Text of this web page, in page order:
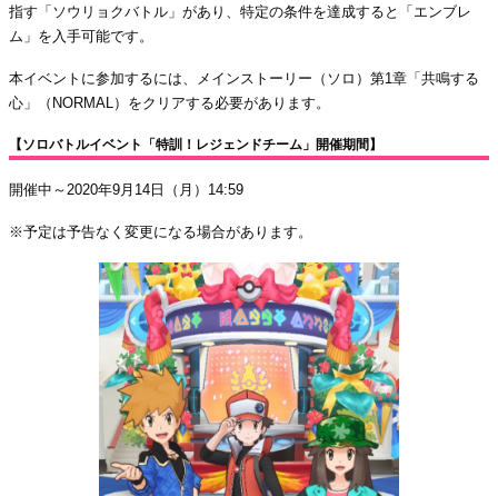
指す「ソウリョクバトル」があり、特定の条件を達成すると「エンブレ
ム」を入手可能です。
本イベントに参加するには、メインストーリー（ソロ）第1章「共鳴する
心」（NORMAL）をクリアする必要があります。
【ソロバトルイベント「特訓！レジェンドチーム」開催期間】
開催中～2020年9月14日（月）14:59
※予定は予告なく変更になる場合があります。